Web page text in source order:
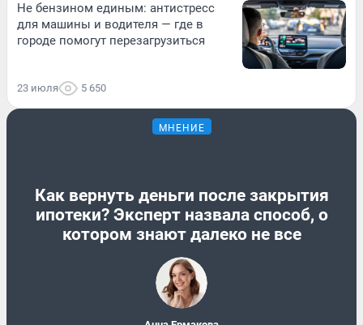
Не бензином единым: антистресс
для машины и водителя — где в
городе помогут перезагрузиться
23 июля 5 650
МНЕНИЕ
Как вернуть деньги после закрытия
ипотеки? Эксперт назвала способ, о
котором знают далеко не все